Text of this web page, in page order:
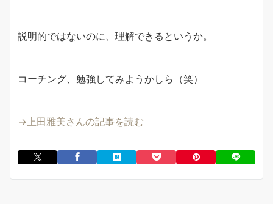
説明的ではないのに、理解できるというか。
コーチング、勉強してみようかしら（笑）
→上田雅美さんの記事を読む